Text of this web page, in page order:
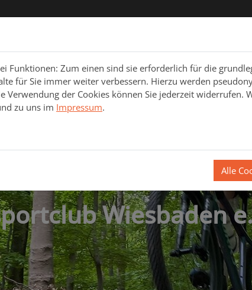
Ride in flow
Wiesbaden
Funktionen: Zum einen sind sie erforderlich für die
für Sie immer weiter verbessern. Hierzu werden
Verwendung der Cookies können Sie jederzeit widerrufen.
zu uns im Impressum.
Alle